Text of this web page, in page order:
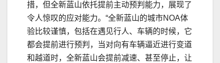
措，但全新蓝山依托提前主动预判能力，展现了
令人惊叹的应对能力。“全新蓝山的城市NOA体
验比较谨慎，包括在遇见行人、车辆的时候，它
都会提前进行预判，当对向有车辆逼近进行变道
和越道时，全新蓝山会提前减速、甚至停止，让